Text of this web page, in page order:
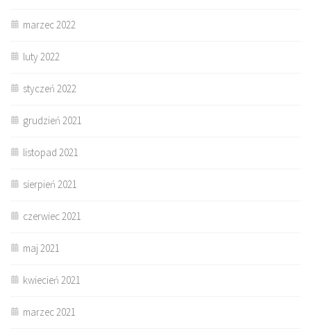
marzec 2022
luty 2022
styczeń 2022
grudzień 2021
listopad 2021
sierpień 2021
czerwiec 2021
maj 2021
kwiecień 2021
marzec 2021